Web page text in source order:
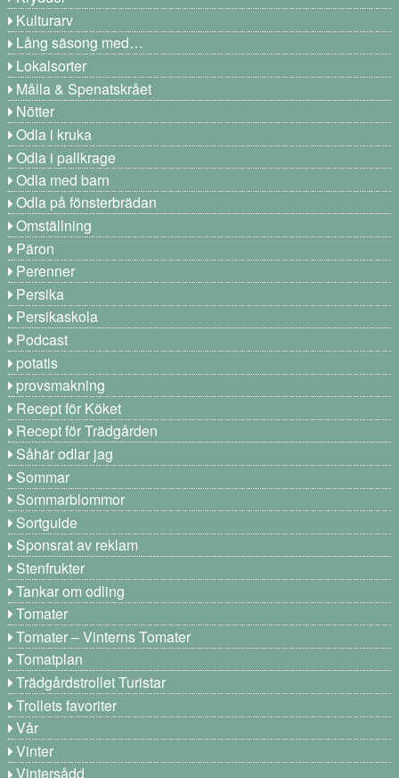
Kulturarv
Lång säsong med…
Lokalsorter
Målla & Spenatskrået
Nötter
Odla i kruka
Odla i pallkrage
Odla med barn
Odla på fönsterbrädan
Omställning
Päron
Perenner
Persika
Persikaskola
Podcast
potatis
provsmakning
Recept för Köket
Recept för Trädgården
Såhär odlar jag
Sommar
Sommarblommor
Sortguide
Sponsrat av reklam
Stenfrukter
Tankar om odling
Tomater
Tomater – Vinterns Tomater
Tomatplan
Trädgårdstrollet Turistar
Trollets favoriter
Vår
Vinter
Vintersådd